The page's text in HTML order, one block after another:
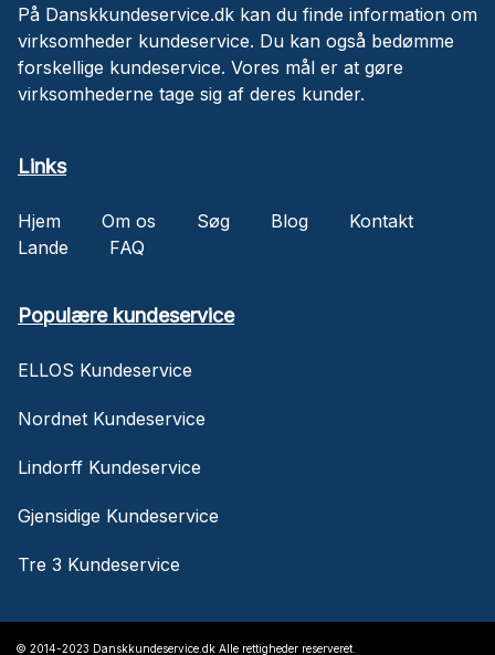
På Danskkundeservice.dk kan du finde information om
virksomheder kundeservice. Du kan også bedømme
forskellige kundeservice. Vores mål er at gøre
virksomhederne tage sig af deres kunder.
Links
Hjem Om os Søg Blog
Kontakt
Lande
FAQ
Populære kundeservice
ELLOS Kundeservice
Nordnet Kundeservice
Lindorff Kundeservice
Gjensidige Kundeservice
Tre 3 Kundeservice
© 2014-2023 Danskkundeservice.dk Alle rettigheder reserveret.